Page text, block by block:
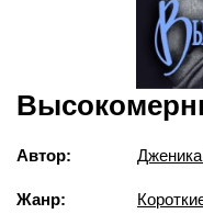
Автор:
Жанр: